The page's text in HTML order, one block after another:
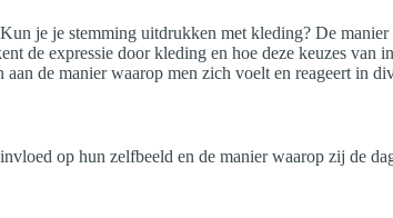
je je stemming uitdrukken met kleding? De
de expressie door kleding en hoe deze keuzes
de manier waarop men zich voelt en reageert in
op hun zelfbeeld en de manier waarop zij de